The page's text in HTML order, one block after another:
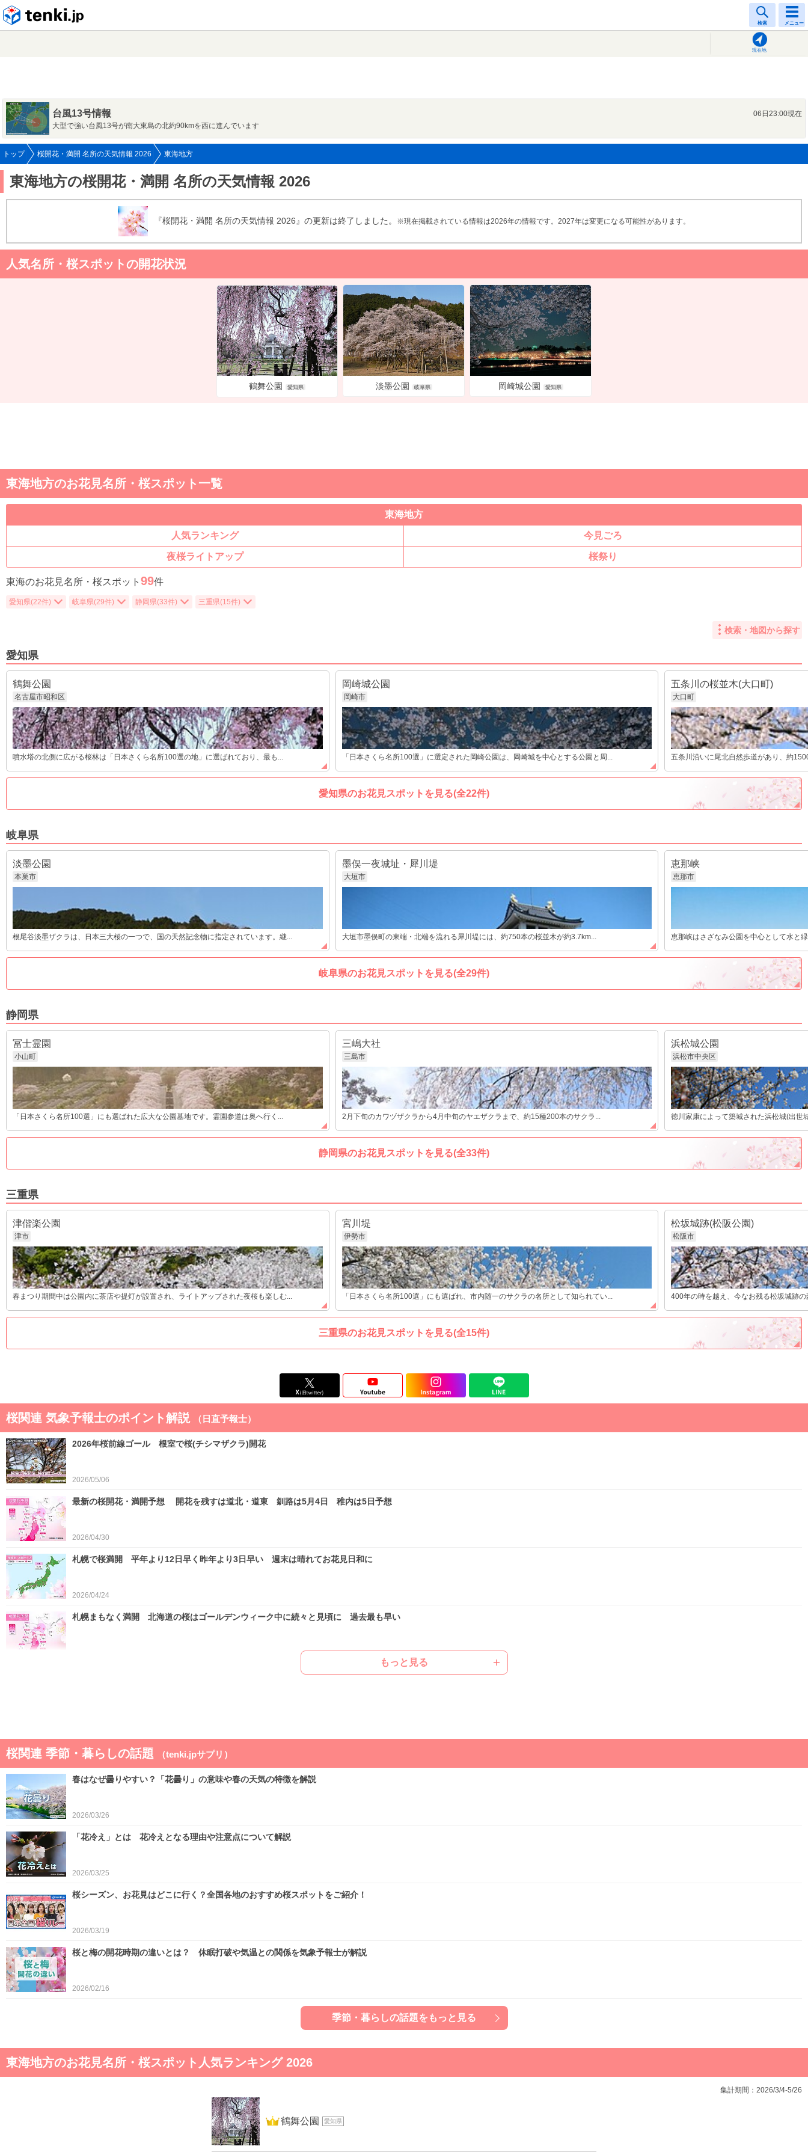
検索 メニュー
現在地
台風13号情報
06日23:00現在
大型で強い台風13号が南大東島の北約90kmを西に進んでいます
トップ 桜開花・満開 名所の天気情報 2026 東海地方
東海地方の桜開花・満開 名所の天気情報 2026
『桜開花・満開 名所の天気情報 2026』の更新は終了しました。 ※現在掲載されている情報は2026年の情報です。2027年は変更になる可能性があります。
人気名所・桜スポットの開花状況
鶴舞公園 愛知県 淡墨公園 岐阜県 岡崎城公園 愛知県
東海地方のお花見名所・桜スポット一覧
東海地方
人気ランキング 今見ごろ
夜桜ライトアップ 桜祭り
東海のお花見名所・桜スポット 99件
愛知県(22件) 岐阜県(29件) 静岡県(33件) 三重県(15件)
検索・地図から探す
愛知県
鶴舞公園
名古屋市昭和区
噴水塔の北側に広がる桜林は「日本さくら名所100選の地」に選ばれており、最も...
岡崎城公園
岡崎市
「日本さくら名所100選」に選定された岡崎公園は、岡崎城を中心とする公園と周...
五条川の桜並木(大口町)
大口町
五条川沿いに尾北自然歩道があり、約
愛知県のお花見スポットを見る(全22件)
岐阜県
淡墨公園
本巣市
根尾谷淡墨ザクラは、日本三大桜の一つで、国の天然記念物に指定されています。継...
墨俣一夜城址・犀川堤
大垣市
大垣市墨俣町の東端・北端を流れる犀川堤には、約750本の桜並木が約3.7km...
恵那峡
恵那市
恵那峡はさざなみ公園を中心として水と
岐阜県のお花見スポットを見る(全29件)
静岡県
冨士霊園
小山町
「日本さくら名所100選」にも選ばれた広大な公園墓地です。霊園参道は奥へ行く...
三嶋大社
三島市
2月下旬のカワヅザクラから4月中旬のヤエザクラまで、約15種200本のサクラ...
浜松城公園
浜松市中央区
徳川家康によって築城された浜松城(出世
静岡県のお花見スポットを見る(全33件)
三重県
津偕楽公園
津市
春まつり期間中は公園内に茶店や提灯が設置され、ライトアップされた夜桜も楽しむ...
宮川堤
伊勢市
「日本さくら名所100選」にも選ばれ、市内随一のサクラの名所として知られてい...
松坂城跡(松阪公園)
松阪市
400年の時を越え、今なお残る松坂城跡
三重県のお花見スポットを見る(全15件)
桜関連 気象予報士のポイント解説 （日直予報士）
もっと見る
2026年桜前線ゴール 根室で桜(チシマザクラ)開花
2026/05/06
最新の桜開花・満開予想 開花を残すは道北・道東 釧路は5月4日 稚内は5日予想
2026/04/30
札幌で桜満開 平年より12日早く昨年より3日早い 週末は晴れてお花見日和に
2026/04/24
札幌まもなく満開 北海道の桜はゴールデンウィーク中に続々と見頃に 過去最も早い
ゴールデンウィークは晴れと雨が交互 晴れると汗ばむ陽気で早めに暑さに強い体作りを
気象予報士の解説をもっと見る
桜関連 季節・暮らしの話題 （tenki.jpサプリ）
春はなぜ曇りやすい？「花曇り」の意味や春の天気の特徴を解説
2026/03/26
「花冷え」とは 花冷えとなる理由や注意点について解説
2026/03/25
桜シーズン、お花見はどこに行く？全国各地のおすすめ桜スポットをご紹介！
2026/03/19
桜と梅の開花時期の違いとは？ 休眠打破や気温との関係を気象予報士が解説
2026/02/16
季節・暮らしの話題をもっと見る
東海地方のお花見名所・桜スポット人気ランキング 2026
集計期間：2026/3/4-5/26
1位鶴舞公園 愛知県